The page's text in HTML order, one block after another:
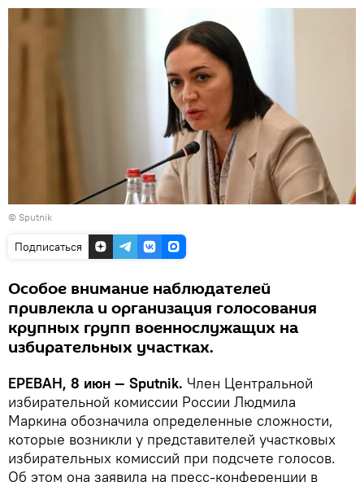
© Sputnik
Подписаться
Особое внимание наблюдателей
привлекла и организация голосования
крупных групп военнослужащих на
избирательных участках.
ЕРЕВАН, 8 июн — Sputnik. Член Центральной
избирательной комиссии России Людмила
Маркина обозначила определенные сложности,
которые возникли у представителей участковых
избирательных комиссий при подсчете голосов.
Об этом она заявила на пресс-конференции в